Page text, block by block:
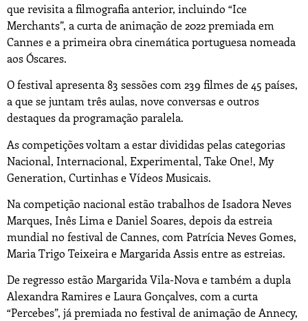
que revisita a filmografia anterior, incluindo “Ice
Merchants”, a curta de animação de 2022 premiada em
Cannes e a primeira obra cinemática portuguesa nomeada
aos Óscares.
O festival apresenta 83 sessões com 239 filmes de 45 países,
a que se juntam três aulas, nove conversas e outros
destaques da programação paralela.
As competições voltam a estar divididas pelas categorias
Nacional, Internacional, Experimental, Take One!, My
Generation, Curtinhas e Vídeos Musicais.
Na competição nacional estão trabalhos de Isadora Neves
Marques, Inês Lima e Daniel Soares, depois da estreia
mundial no festival de Cannes, com Patrícia Neves Gomes,
Maria Trigo Teixeira e Margarida Assis entre as estreias.
De regresso estão Margarida Vila-Nova e também a dupla
Alexandra Ramires e Laura Gonçalves, com a curta
“Percebes”, já premiada no festival de animação de Annecy,